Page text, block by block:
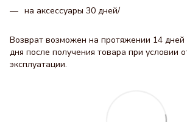
на аксессуары 30 днeй/
Возврат возможен на протяжении 14
дня после получения товара при условии
эксплуатации.